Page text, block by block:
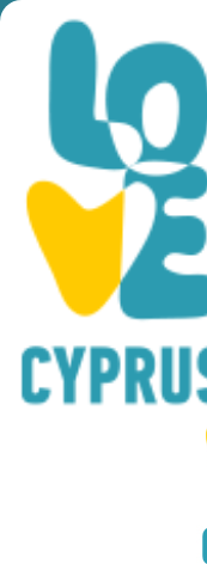
You are here: Home »
ACROPOLIS
ACROPOLIS
KELLIA )